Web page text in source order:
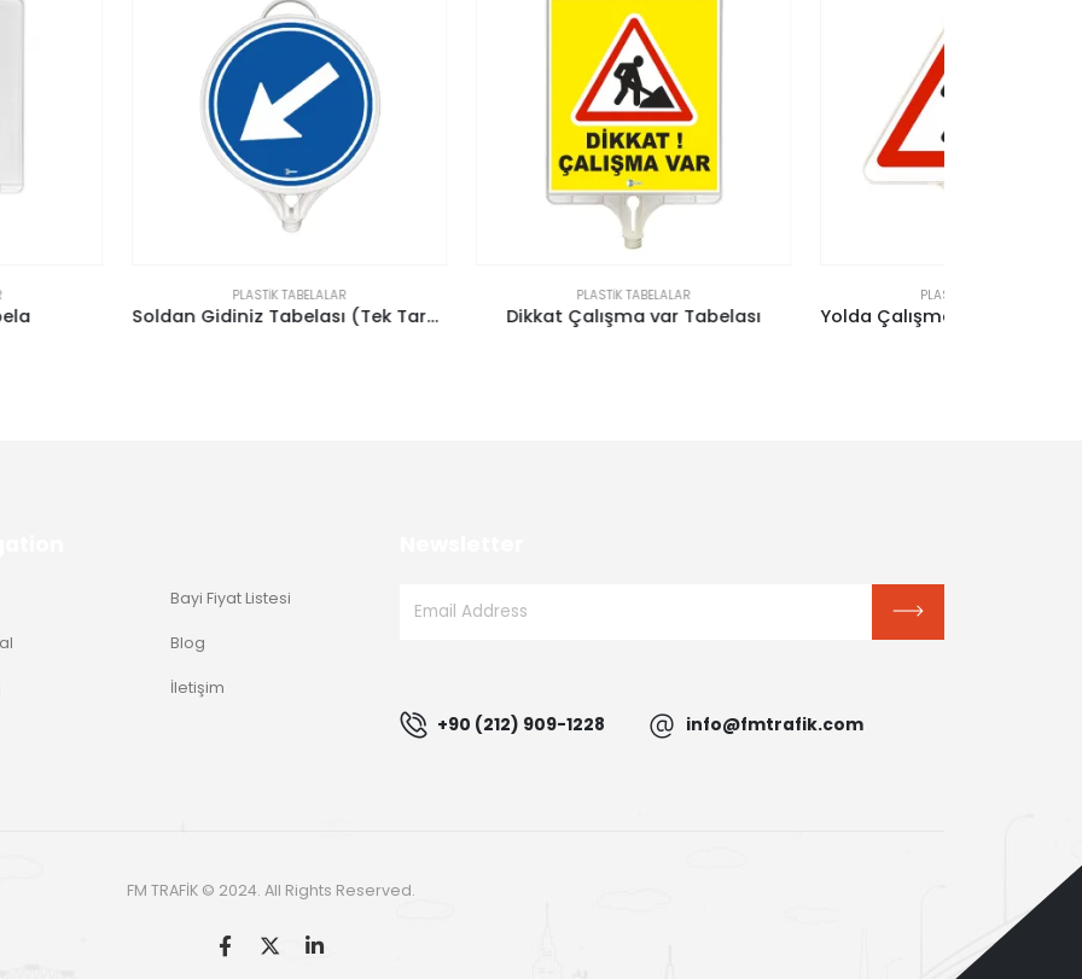
Soldan Gidiniz Tabelası (Tek Taraflı) Dikkat Çalışma var Tabelası Yolda Çalışma Var Tabelası (Çift Taraflı)
Bayi Fiyat Listesi
Blog
İletişim
+90 (212) 909-1228 info@fmtrafik.com
FM TRAFİK © 2024. All Rights Reserved.